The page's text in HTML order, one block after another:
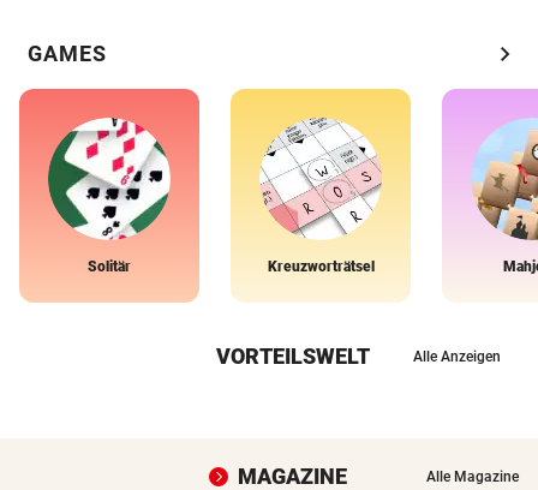
GAMES chevron_right
Solitär Kreuzworträtsel
VORTEILSWELT Alle Anzeigen
MAGAZINE Alle Magazine